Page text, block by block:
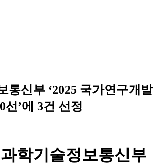
통신부 ‘2025 국가연구개발
선’에 3건 선정
학기술정보통신부